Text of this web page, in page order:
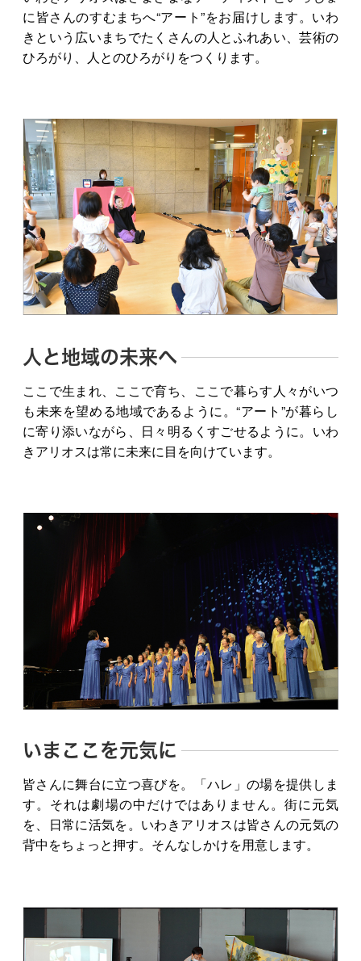
に皆さんのすむまちへ“アート”をお届けします。いわ
きという広いまちでたくさんの人とふれあい、芸術の
ひろがり、人とのひろがりをつくります。
人と地域の未来へ
ここで生まれ、ここで育ち、ここで暮らす人々がいつ
も未来を望める地域であるように。“アート”が暮らし
に寄り添いながら、日々明るくすごせるように。いわ
きアリオスは常に未来に目を向けています。
いまここを元気に
皆さんに舞台に立つ喜びを。「ハレ」の場を提供しま
す。それは劇場の中だけではありません。街に元気
を、日常に活気を。いわきアリオスは皆さんの元気の
背中をちょっと押す。そんなしかけを用意します。